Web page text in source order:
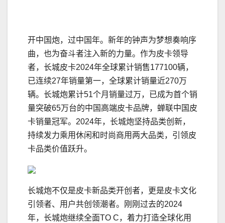
开中国炮，过中国年。新年的钟声为梦想奏响序
曲，也为奋斗者注入新的力量。作为皮卡领导
者，长城皮卡2024年全球累计销售177100辆，
已连续27年销量第一，全球累计销量近270万
辆。长城炮累计51个月销量过万，已成为首个销
量突破65万台的中国高端皮卡品牌，蝉联中国皮
卡销量冠军。2024年，长城炮坚持品类创新，
持续发力乘用休闲和时尚商用两大品类，引领皮
卡品类价值跃升。
长城炮不仅是皮卡新品类开创者，更是皮卡文化
引领者、用户共创领潮者。刚刚过去的2024
年，长城炮继续全面TO C，着力打造全球化用